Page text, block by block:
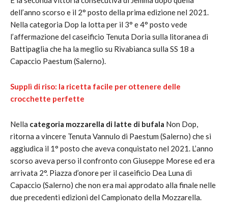
dell’anno scorso e il 2° posto della prima edizione nel 2021.
Nella categoria Dop la lotta per il 3° e 4° posto vede
l’affermazione del caseificio Tenuta Doria sulla litoranea di
Battipaglia che ha la meglio su Rivabianca sulla SS 18 a
Capaccio Paestum (Salerno).
Supplì di riso: la ricetta facile per ottenere delle
crocchette perfette
Nella categoria mozzarella di latte di bufala Non Dop,
ritorna a vincere Tenuta Vannulo di Paestum (Salerno) che si
aggiudica il 1° posto che aveva conquistato nel 2021. L’anno
scorso aveva perso il confronto con Giuseppe Morese ed era
arrivata 2°. Piazza d’onore per il caseificio Dea Luna di
Capaccio (Salerno) che non era mai approdato alla finale nelle
due precedenti edizioni del Campionato della Mozzarella.